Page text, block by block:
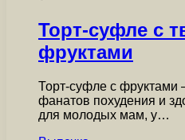
Торт-суфле с
фруктами
Торт-суфле с фруктами
фанатов похудения и
для молодых мам, у…